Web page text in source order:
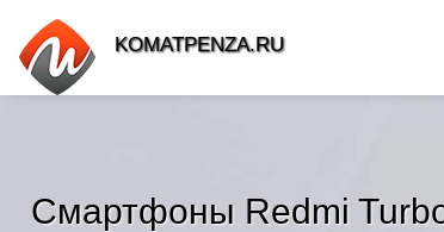
Смартфоны Redmi
KOMATPENZA.RU